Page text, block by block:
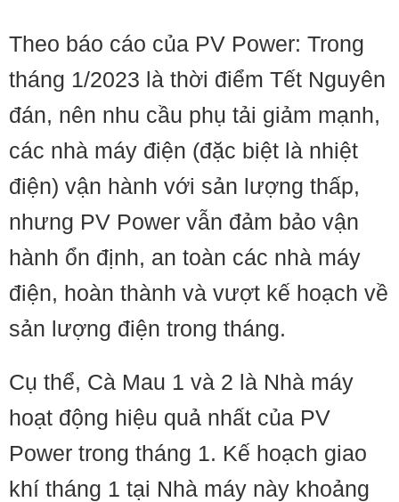
Theo báo cáo của PV Power: Trong
tháng 1/2023 là thời điểm Tết Nguyên
đán, nên nhu cầu phụ tải giảm mạnh,
các nhà máy điện (đặc biệt là nhiệt
điện) vận hành với sản lượng thấp,
nhưng PV Power vẫn đảm bảo vận
hành ổn định, an toàn các nhà máy
điện, hoàn thành và vượt kế hoạch về
sản lượng điện trong tháng.
Cụ thể, Cà Mau 1 và 2 là Nhà máy
hoạt động hiệu quả nhất của PV
Power trong tháng 1. Kế hoạch giao
khí tháng 1 tại Nhà máy này khoảng